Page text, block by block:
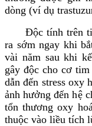
dòng (ví dụ
Độc tính trên tim
ra sớm ngay khi
vài năm sau khi
gây độc cho cơ
dẫn đến stress oxy
ảnh hưởng đến hệ
tổn thương oxy
thuộc vào liều tích